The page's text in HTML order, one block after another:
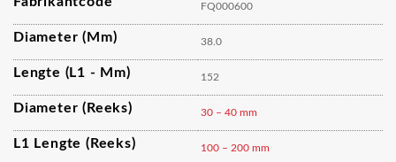
FQ000600
Diameter (mm) 38.0
Lengte (L1 - Mm) 152
Diameter (reeks) 30 – 40 mm
L1 Lengte (reeks) 100 – 200 mm